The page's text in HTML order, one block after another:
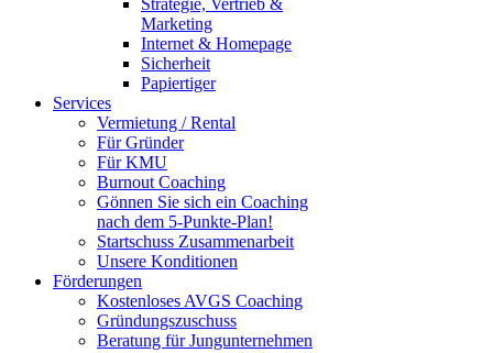
Strategie, Vertrieb &
Marketing
Internet & Homepage
Sicherheit
Papiertiger
Services
Vermietung / Rental
Für Gründer
Für KMU
Burnout Coaching
Gönnen Sie sich ein Coaching
nach dem 5-Punkte-Plan!
Startschuss Zusammenarbeit
Unsere Konditionen
Förderungen
Kostenloses AVGS Coaching
Gründungszuschuss
Beratung für Jungunternehmen